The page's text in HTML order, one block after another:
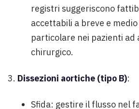
registri suggeriscono
accettabili a breve e
particolare nei pazienti ad
chirurgico.
Dissezioni aortiche (tipo B):
Sfida: gestire il flusso nel